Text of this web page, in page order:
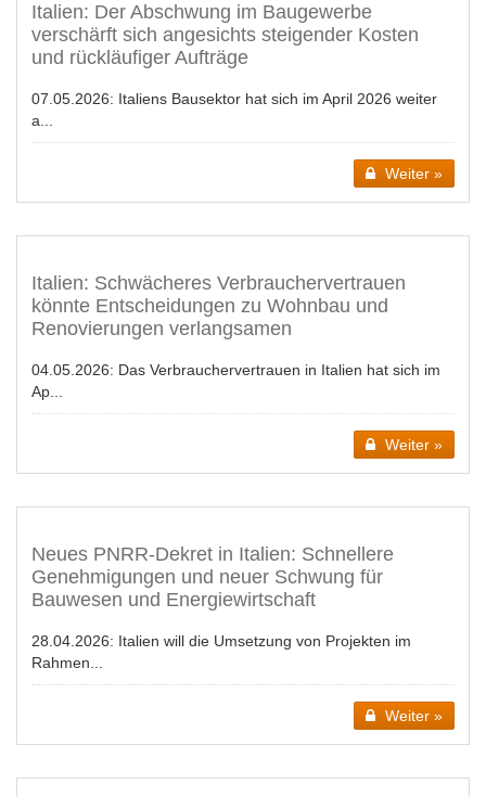
Italien: Der Abschwung im Baugewerbe
verschärft sich angesichts steigender Kosten
und rückläufiger Aufträge
07.05.2026: Italiens Bausektor hat sich im April 2026 weiter
a...
Weiter »
Italien: Schwächeres Verbrauchervertrauen
könnte Entscheidungen zu Wohnbau und
Renovierungen verlangsamen
04.05.2026: Das Verbrauchervertrauen in Italien hat sich im
Ap...
Weiter »
Neues PNRR-Dekret in Italien: Schnellere
Genehmigungen und neuer Schwung für
Bauwesen und Energiewirtschaft
28.04.2026: Italien will die Umsetzung von Projekten im
Rahmen...
Weiter »